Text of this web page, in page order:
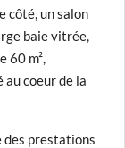
côté, un salon
baie vitrée,
60 m²,
coeur de la
des prestations